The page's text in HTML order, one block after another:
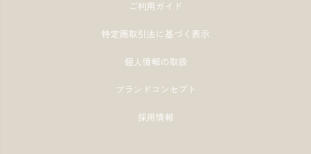
ご利用ガイド
特定商取引法に基づく表示
個人情報の取扱
ブランドコンセプト
採用情報